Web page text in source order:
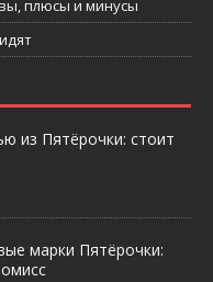
плюсы и минусы
из Пятёрочки: стоит
марки Пятёрочки: